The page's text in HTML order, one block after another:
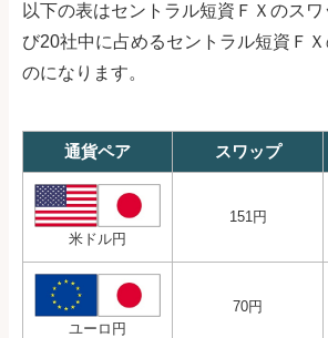
以下の表はセントラル短資ＦＸのス
び20社中に占めるセントラル短資Ｆ
のになります。
通貨ペア スワップ
米ドル円
151円
ユーロ円
70円